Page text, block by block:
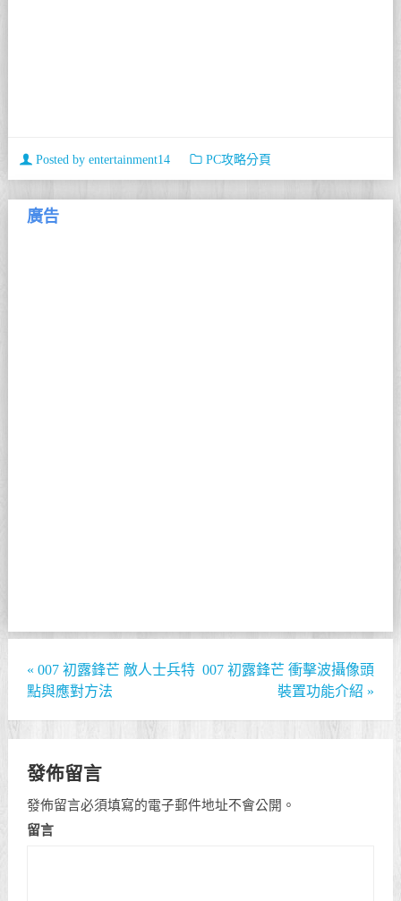
Posted by entertainment14 PC攻略分頁
廣告
« 007 初露鋒芒 敵人士兵特
點與應對方法
007 初露鋒芒 衝擊波攝像頭
裝置功能介紹 »
發佈留言
發佈留言必須填寫的電子郵件地址不會公開。
留言